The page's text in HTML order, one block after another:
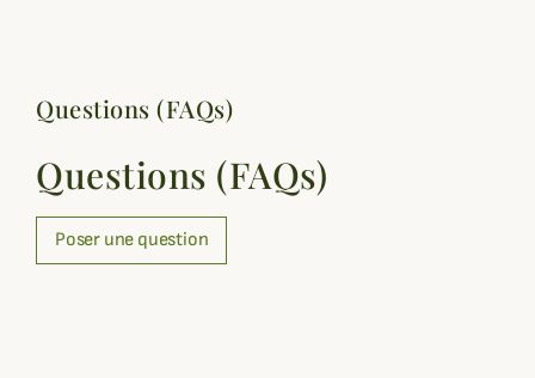
Questions (FAQs)
Questions (FAQs)
Poser une question